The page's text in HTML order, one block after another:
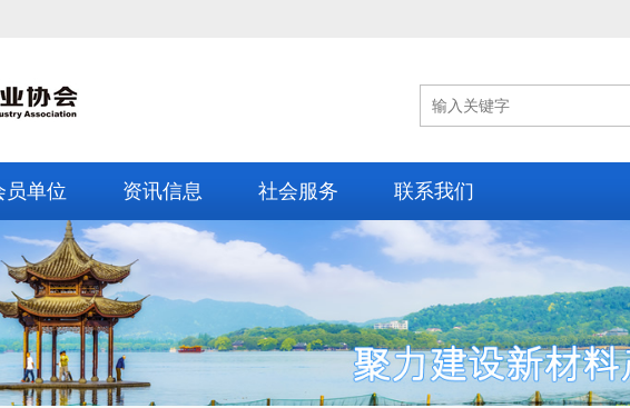
员单位 资讯信息 社会服务 联系我们